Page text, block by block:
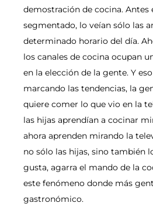
demostración de cocina. Antes
segmentado, lo veían sólo las
determinado horario del día.
los canales de cocina ocupan
en la elección de la gente. Y
marcando las tendencias, la
quiere comer lo que vio en la
las hijas aprendían a cocinar
ahora aprenden mirando la
no sólo las hijas, sino también
gusta, agarra el mando de la
este fenómeno donde más
gastronómico.